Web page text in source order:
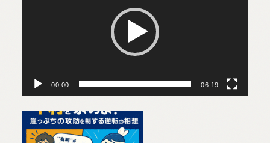
レ
ー
ヤ
ー
00:00 06:19